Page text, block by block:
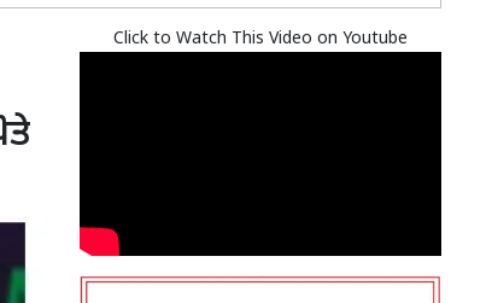
Click to Watch This Video on Youtube